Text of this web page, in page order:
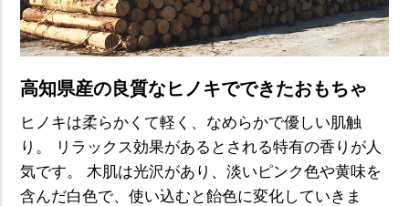
高知県産の良質なヒノキでできたおもちゃ
ヒノキは柔らかくて軽く、なめらかで優しい肌触
り。
リラックス効果があるとされる特有の香りが人
気です。
木肌は光沢があり、淡いピンク色や黄味を
含んだ白色で、使い込むと飴色に変化していきま